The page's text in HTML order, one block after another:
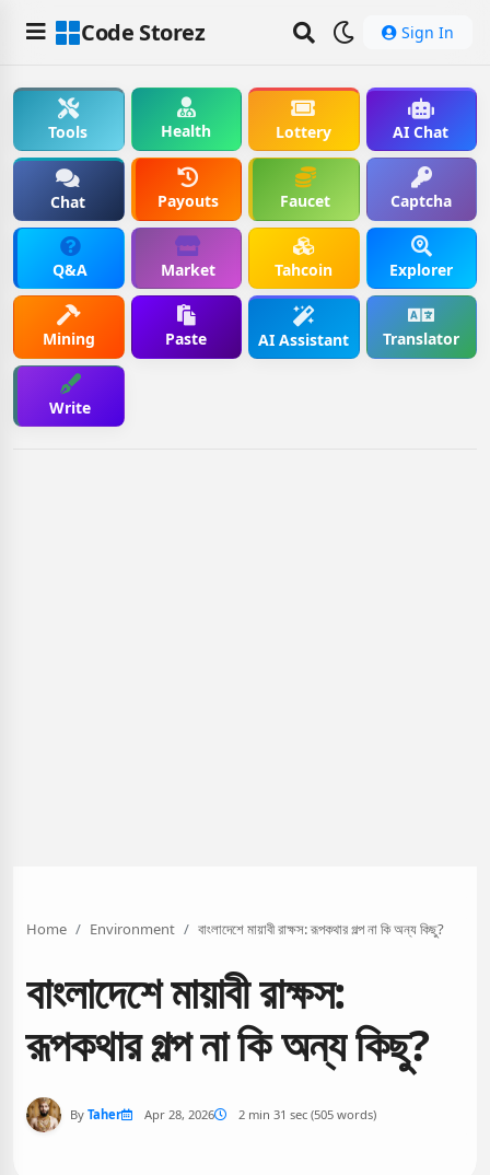
Code Storez Sign In
Tools Health Lottery AI Chat
Chat Payouts Faucet Captcha
Q&A Market Tahcoin Explorer
Mining Paste AI Assistant Translator
Write
Home Environment বাংলাদেশে মায়াবী রাক্ষস: রূপকথার গল্প না কি অন্য কিছু?
বাংলাদেশে মায়াবী রাক্ষস:
রূপকথার গল্প না কি অন্য কিছু?
By Taher Apr 28, 2026 2 min 31 sec (505 words)